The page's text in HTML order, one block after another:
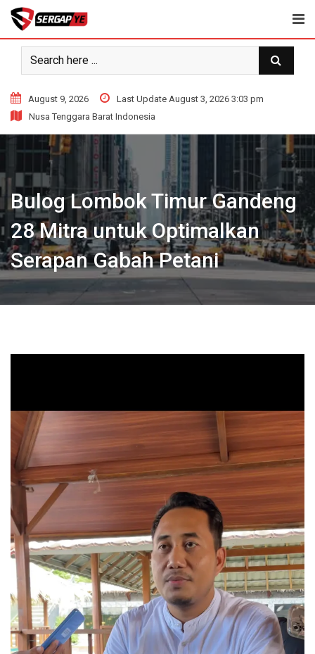
Skip
content
August 9, 2026
Last Update August 3, 2026 3:03 pm
Nusa Tenggara Barat Indonesia
Bulog Lombok Timur Gandeng
28 Mitra untuk Optimalkan
Serapan Gabah Petani